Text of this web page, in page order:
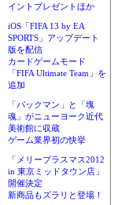
イントプレゼントほか
iOS「FIFA 13 by EA
SPORTS」アップデート
版を配信
カードゲームモード
「FIFA Ultimate Team」を
追加
「パックマン」と「塊
魂」がニューヨーク近代
美術館に収蔵
ゲーム業界初の快挙
「メリープラスマス2012
in 東京ミッドタウン店」
開催決定
新商品もズラリと登場！